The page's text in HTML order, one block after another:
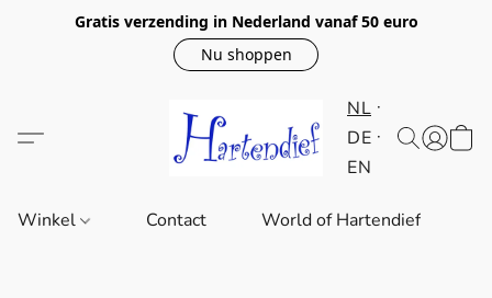
Gratis verzending in Nederland vanaf 50 euro
Nu shoppen
NL
DE
EN
Winkel Contact World of Hartendief